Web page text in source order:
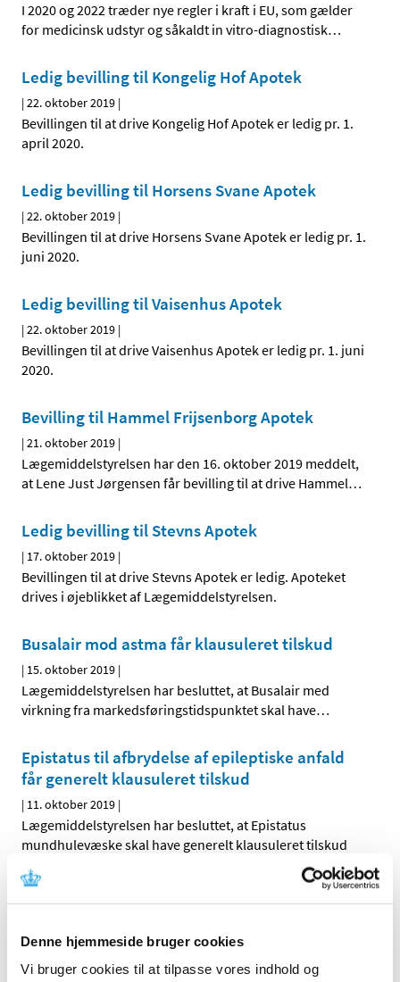
Denne hjemmeside bruger cookies
Vi bruger cookies til at tilpasse vores indhold og
I 2020 og 2022 træder nye regler i kraft i EU, som gælder
for medicinsk udstyr og såkaldt in vitro-diagnostisk…
Ledig bevilling til Kongelig Hof Apotek
|22. oktober 2019 |
Bevillingen til at drive Kongelig Hof Apotek er ledig pr. 1.
april 2020.
Ledig bevilling til Horsens Svane Apotek
|22. oktober 2019 |
Bevillingen til at drive Horsens Svane Apotek er ledig pr. 1.
juni 2020.
Ledig bevilling til Vaisenhus Apotek
|22. oktober 2019 |
Bevillingen til at drive Vaisenhus Apotek er ledig pr. 1. juni
2020.
Bevilling til Hammel Frijsenborg Apotek
|21. oktober 2019 |
Lægemiddelstyrelsen har den 16. oktober 2019 meddelt,
at Lene Just Jørgensen får bevilling til at drive Hammel…
Ledig bevilling til Stevns Apotek
| 17. oktober 2019 |
Bevillingen til at drive Stevns Apotek er ledig. Apoteket
drives i øjeblikket af Lægemiddelstyrelsen.
Busalair mod astma får klausuleret tilskud
| 15. oktober 2019 |
Lægemiddelstyrelsen har besluttet, at Busalair med
virkning fra markedsføringstidspunktet skal have…
Epistatus til afbrydelse af epileptiske anfald
får generelt klausuleret tilskud
| 11. oktober 2019 |
Lægemiddelstyrelsen har besluttet, at Epistatus
mundhulevæske skal have generelt klausuleret tilskud
Lægemiddelstyrelsen inviterer til Fagligt
|11. oktober 2019|
Hvorfor kan man opleve at gå forgæves, når man vil hente